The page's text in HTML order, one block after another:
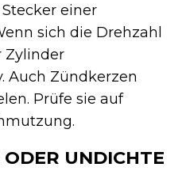
einer
sich die Drehzahl
Zylinder
Auch Zündkerzen
Prüfe sie auf
UNDICHTE